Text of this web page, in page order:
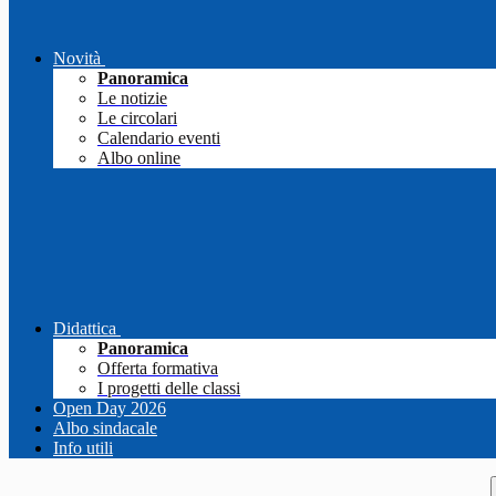
Novità
Panoramica
Le notizie
Le circolari
Calendario eventi
Albo online
Didattica
Panoramica
Offerta formativa
I progetti delle classi
Open Day 2026
Albo sindacale
Info utili